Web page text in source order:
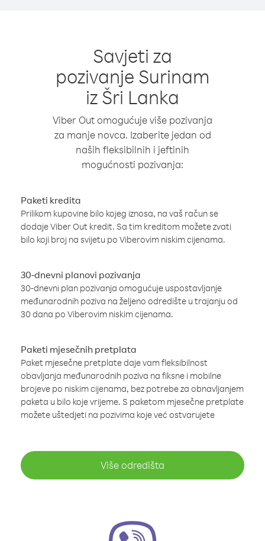
Savjeti za
pozivanje Surinam
iz Šri Lanka
Viber Out omogućuje više pozivanja
za manje novca. Izaberite jedan od
naših fleksibilnih i jeftinih
mogućnosti pozivanja:
Paketi kredita
Prilikom kupovine bilo kojeg iznosa, na vaš račun se
dodaje Viber Out kredit. Sa tim kreditom možete zvati
bilo koji broj na svijetu po Viberovim niskim cijenama.
30-dnevni planovi pozivanja
30-dnevni plan pozivanja omogućuje uspostavljanje
međunarodnih poziva na željeno odredište u trajanju od
30 dana po Viberovim niskim cijenama.
Paketi mjesečnih pretplata
Paket mjesečne pretplate daje vam fleksibilnost
obavljanja međunarodnih poziva na fiksne i mobilne
brojeve po niskim cijenama, bez potrebe za obnavljanjem
paketa u bilo koje vrijeme. S paketom mjesečne pretplate
možete uštedjeti na pozivima koje već ostvarujete
Više odredišta